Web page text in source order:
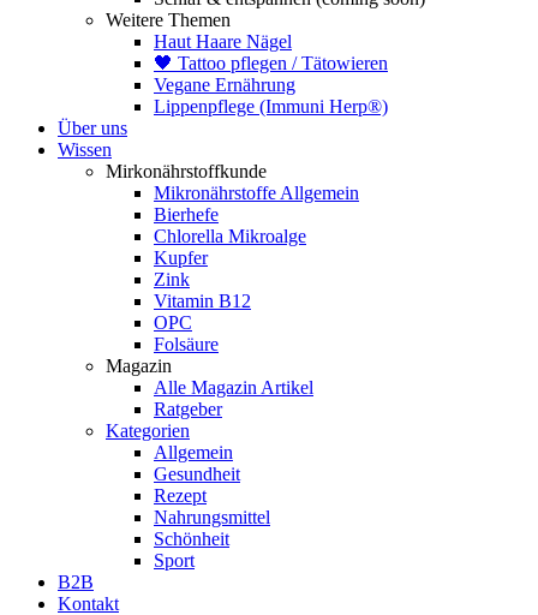
Weitere Themen
Haut Haare Nägel
🖤 Tattoo pflegen / Tätowieren
Vegane Ernährung
Lippenpflege (Immuni Herp®)
Über uns
Wissen
Mirkonährstoffkunde
Mikronährstoffe Allgemein
Bierhefe
Chlorella Mikroalge
Kupfer
Zink
Vitamin B12
OPC
Folsäure
Magazin
Alle Magazin Artikel
Ratgeber
Kategorien
Allgemein
Gesundheit
Rezept
Nahrungsmittel
Schönheit
Sport
B2B
Kontakt